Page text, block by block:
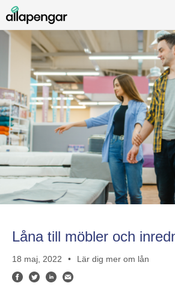
Hoppa
till
innehåll
Låna till möbler och
18 maj, 2022 Lär dig mer om lån